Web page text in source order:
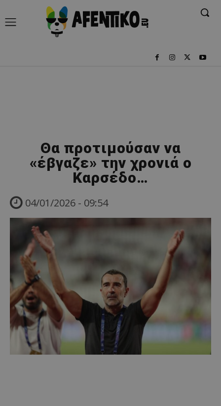
Θα προτιμούσαν να
«έβγαζε» την χρονιά ο
Καρσέδο…
04/01/2026 - 09:54